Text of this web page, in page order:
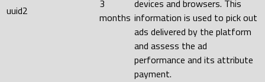
uuid2
3
months
devices and browsers. This
information is used to pick out
ads delivered by the platform
and assess the ad
performance and its attribute
payment.